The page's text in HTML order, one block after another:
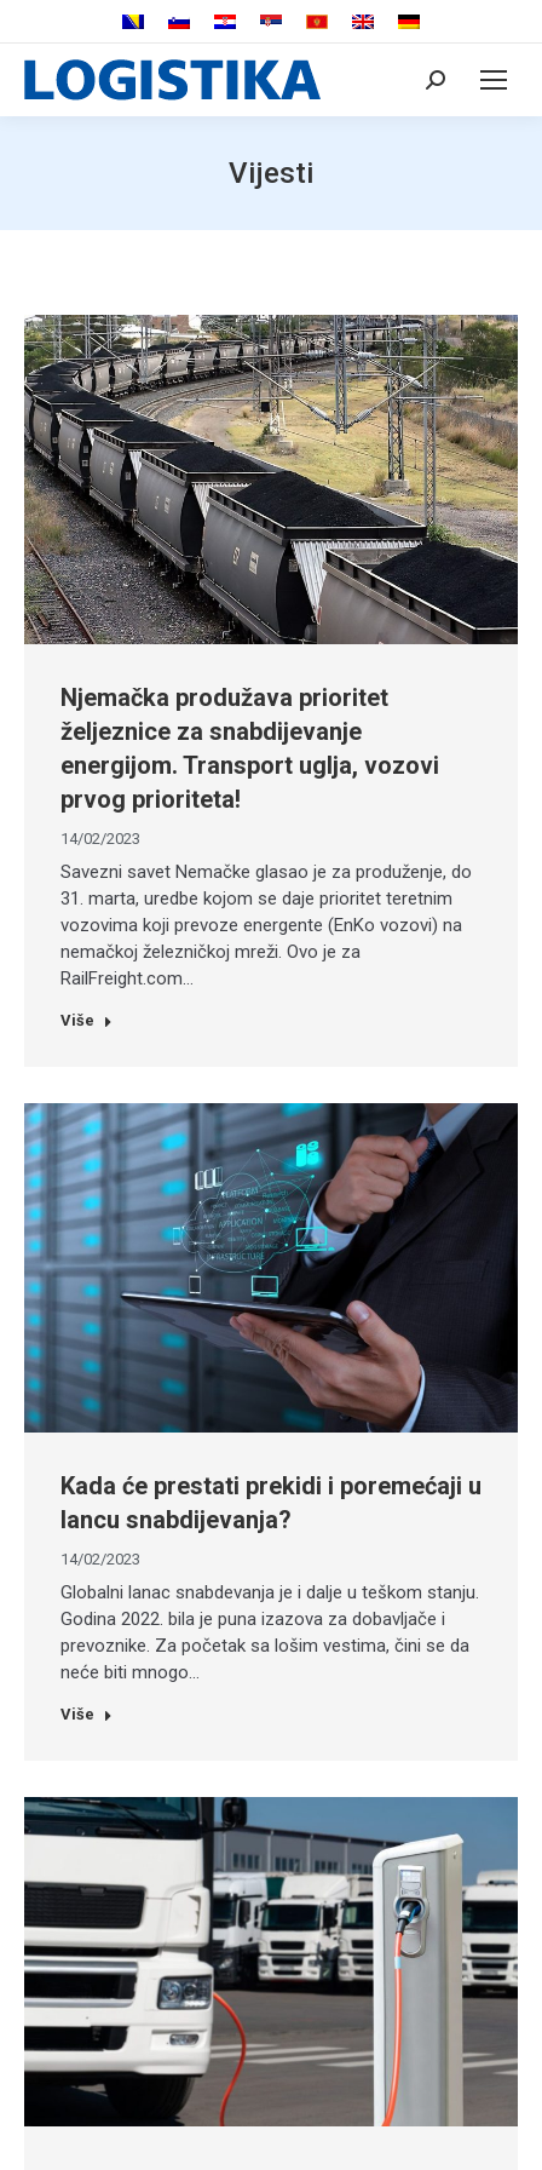
Search:
Vijesti
Njemačka produžava prioritet
željeznice za snabdijevanje
energijom. Transport uglja, vozovi
prvog prioriteta!
14/02/2023
Savezni savet Nemačke glasao je za produženje, do
31. marta, uredbe kojom se daje prioritet teretnim
vozovima koji prevoze energente (EnKo vozovi) na
nemačkoj železničkoj mreži. Ovo je za
RailFreight.com…
Više
Kada će prestati prekidi i poremećaji u
lancu snabdijevanja?
14/02/2023
Globalni lanac snabdevanja je i dalje u teškom stanju.
Godina 2022. bila je puna izazova za dobavljače i
prevoznike. Za početak sa lošim vestima, čini se da
neće biti mnogo…
Više